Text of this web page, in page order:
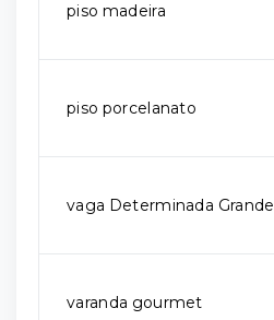
piso madeira
piso porcelanato
vaga Determinada Grande
varanda gourmet